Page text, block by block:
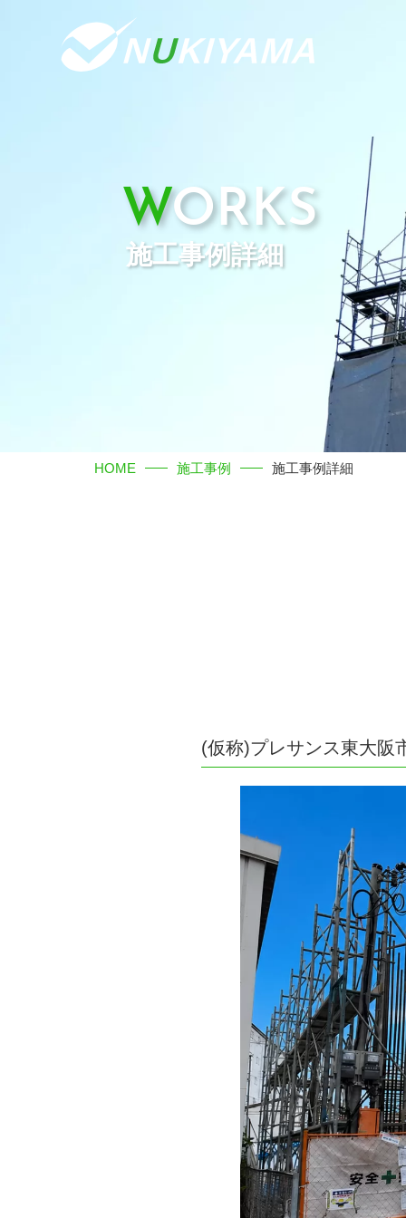
WORKS
施工事例詳細
HOME 施工事例 施工事例詳細
(仮称)プレサンス東大阪